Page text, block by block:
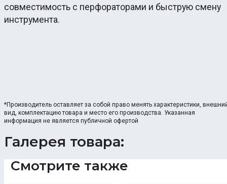
совместимость с перфораторами и быструю смену
инструмента.
*Производитель оставляет за собой право менять характеристики,
вид, комплектацию товара и место его производства. Указанная
информация не является публичной офертой
Галерея товара:
Смотрите также